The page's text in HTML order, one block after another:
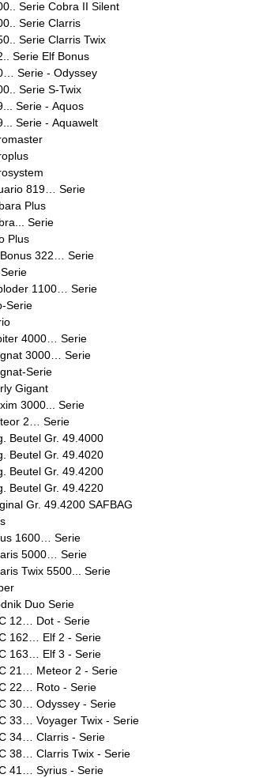
Serie Cobra II Silent
Serie Clarris
Serie Clarris Twix
Serie Elf Bonus
Serie - Odyssey
Serie S-Twix
Serie - Aquos
Serie - Aquawelt
819… Serie
Plus
Serie
Plus
322… Serie
1100… Serie
Serie
4000… Serie
3000… Serie
Serie
Gigant
3000... Serie
2… Serie
Beutel Gr. 49.4000
Beutel Gr. 49.4020
Beutel Gr. 49.4200
Beutel Gr. 49.4220
Gr. 49.4200 SAFBAG
1600… Serie
5000… Serie
Twix 5500... Serie
Duo Serie
12… Dot - Serie
162… Elf 2 - Serie
163… Elf 3 - Serie
21… Meteor 2 - Serie
22… Roto - Serie
30… Odyssey - Serie
33… Voyager Twix - Serie
34… Clarris - Serie
38… Clarris Twix - Serie
41… Syrius - Serie